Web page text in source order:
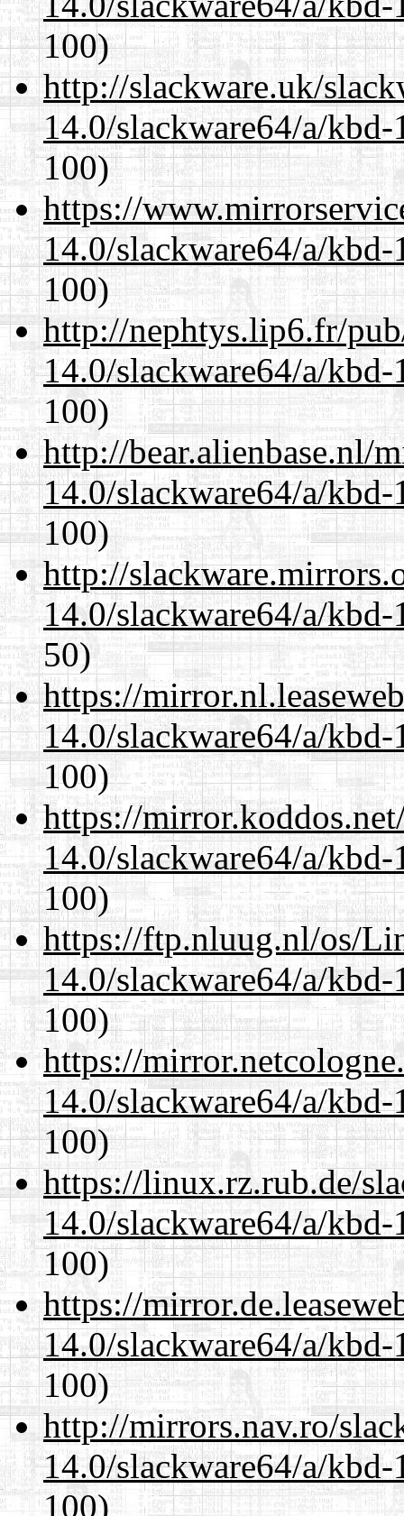
100)
http://slackware.uk/
14.0/slackware64/a/
100)
https://
14.0/slackware64/a/
100)
http://nephtys.lip6.fr/
14.0/slackware64/a/
100)
http://bear.alienbase.nl/
14.0/slackware64/a/
100)
http://
14.0/slackware64/a/
50)
https://
14.0/slackware64/a/
100)
https://
14.0/slackware64/a/
100)
https://ftp.nluug.nl/os/
14.0/slackware64/a/
100)
https://
14.0/slackware64/a/
100)
https://linux.rz.rub.de/
14.0/slackware64/a/
100)
https://
14.0/slackware64/a/
100)
http://mirrors.nav.ro/
14.0/slackware64/a/
100)